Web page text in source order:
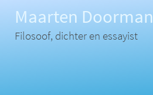
inhoud
Maarten Doorman
Filosoof, dichter en essayist